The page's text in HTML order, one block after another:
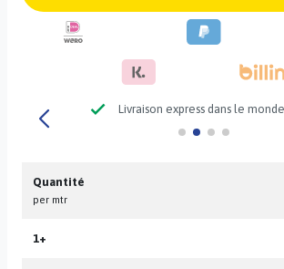
check Livraison express dans le
Quantité
per mtr
1+